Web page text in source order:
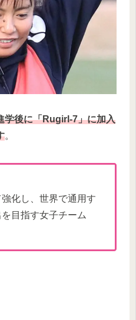
学後に「Rugirl-7」に加入
。
化し、世界で通用す
目指す女子チーム